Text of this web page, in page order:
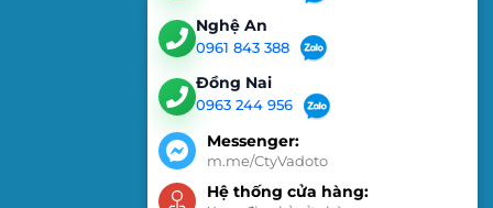
Nghệ An
0961 843 388
Đồng Nai
0963 244 956
Messenger:
m.me/CtyVadoto
Hệ thống cửa hàng: